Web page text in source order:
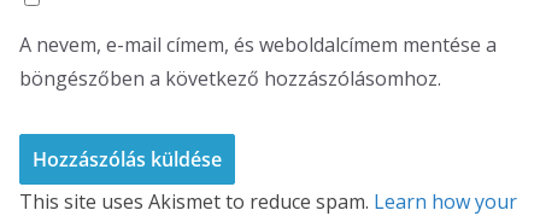
A nevem, e-mail címem, és weboldalcímem mentése a
böngészőben a következő hozzászólásomhoz.
This site uses Akismet to reduce spam. Learn how your